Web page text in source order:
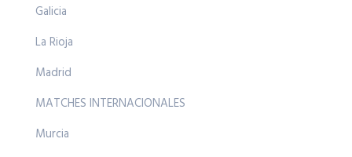
Galicia
La Rioja
Madrid
MATCHES INTERNACIONALES
Murcia